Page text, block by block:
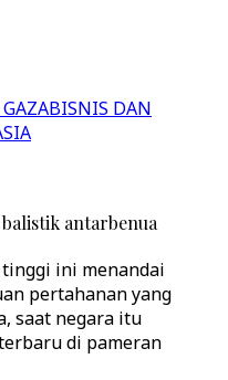
BISNIS DAN
antarbenua
ini menandai
pertahanan yang
saat negara itu
di pameran